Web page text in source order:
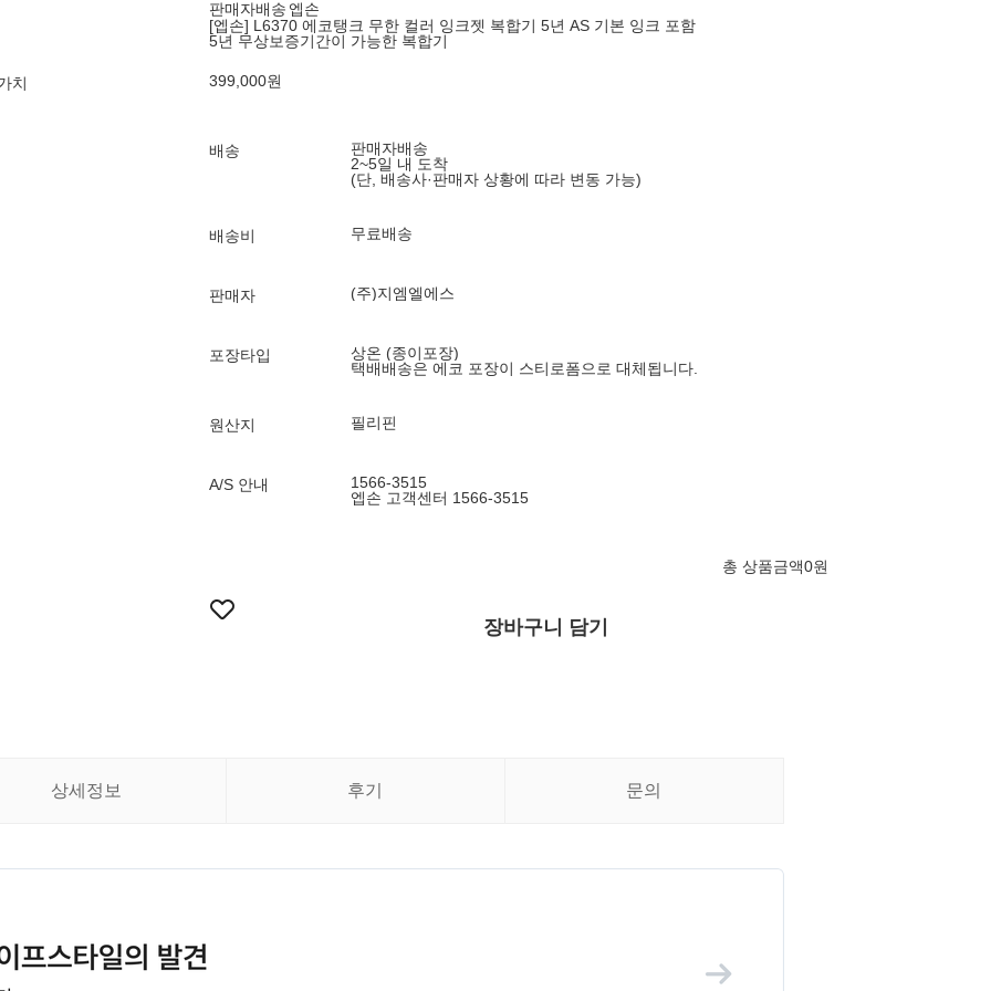
치
판매자배송 엡손
[엡손] L6370 에코탱크 무한 컬러 잉크젯 복합기 5년 AS 기본 잉크 포함
5년 무상보증기간이 가능한 복합기
399,000원
배송
판매자배송
2~5일 내 도착
(단, 배송사·판매자 상황에 따라 변동 가능)
배송비 무료배송
판매자 (주)지엠엘에스
포장타입
상온 (종이포장)
택배배송은 에코 포장이 스티로폼으로 대체됩니다.
원산지 필리핀
A/S 안내
1566-3515
엡손 고객센터 1566-3515
총 상품금액0원
장바구니 담기
상세정보 후기 문의